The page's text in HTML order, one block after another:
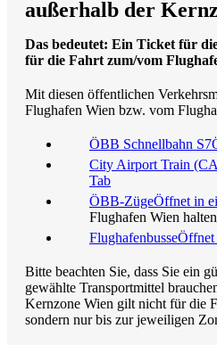
außerhalb der
Das bedeutet: Ein Ticket für
für die Fahrt zum/vom
Mit diesen öffentlichen
Flughafen Wien bzw. vom
ÖBB Schnellbahn S7
City Airport Train
Tab
ÖBB-ZügeÖffnet in
Flughafen Wien halten
FlughafenbusseÖffnet
Bitte beachten Sie, dass Sie ein
gewählte Transportmittel
Kernzone Wien gilt nicht für die
sondern nur bis zur jeweiligen